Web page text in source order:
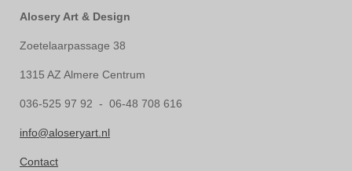
Alosery Art & Design
Zoetelaarpassage 38
1315 AZ Almere Centrum
036-525 97 92 - 06-48 708 616
info@aloseryart.nl
Contact